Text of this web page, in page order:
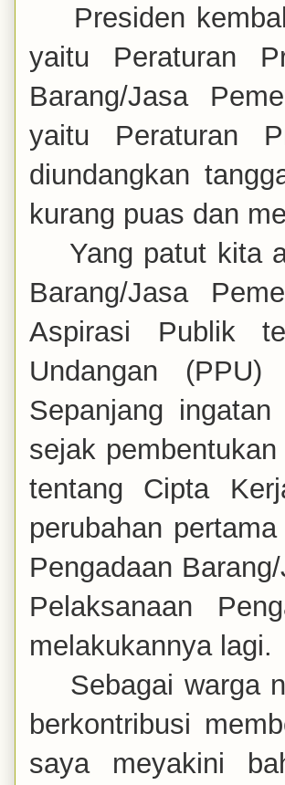
Presiden
yaitu Peraturan
Barang/Jasa
yaitu Peraturan
diundangkan
kurang puas dan
Yang patut kita
Barang/Jasa
Aspirasi Publik
Undangan
Sepanjang
sejak
tentang Cipta
perubahan pertama
Pengadaan
Pelaksanaan
melakukannya lagi.
Sebagai warga
berkontribusi
saya meyakini